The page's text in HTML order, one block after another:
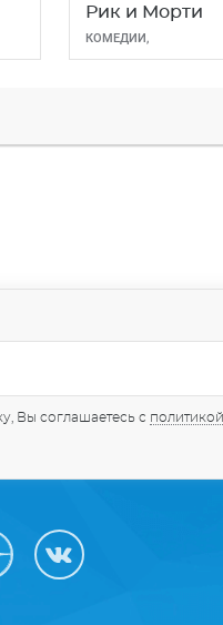
Рик и Морти
КОМЕДИИ,
МУЛЬТСЕРИАЛЫ,
Вы соглашаетесь с